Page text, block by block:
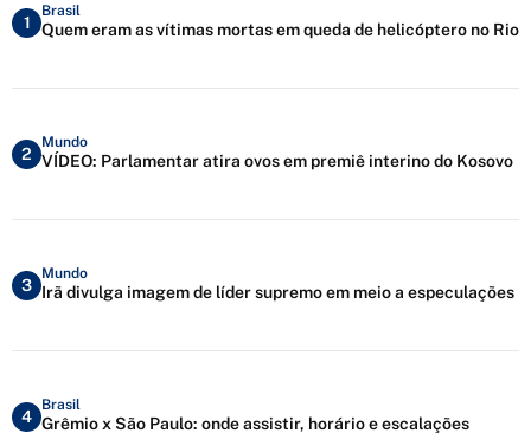
1
Brasil
Quem eram as vítimas mortas em queda de helicóptero no Rio
2
Mundo
VÍDEO: Parlamentar atira ovos em premiê interino do Kosovo
3
Mundo
Irã divulga imagem de líder supremo em meio a especulações
4
Brasil
Grêmio x São Paulo: onde assistir, horário e escalações